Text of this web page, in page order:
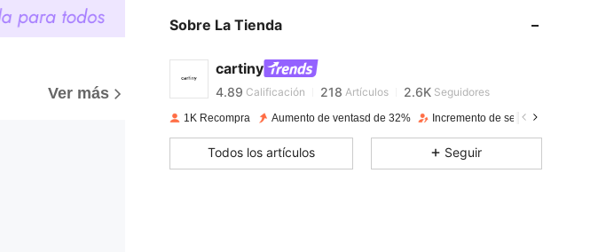
Ver más
Sobre La Tienda
cartiny
4.89
4.89 Calificación 218 Artículos 2.6K Seguidores
4.89 218
2.6K
4.89
4.89
218
2.6K
1K Recompra Aumento de ventasd de 32% Incremento de seguidores de 27%
Todos los artículos Seguir